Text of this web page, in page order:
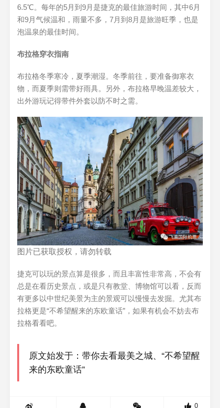
6.5℃。每年的5月到9月是捷克的最佳旅游时间，其中6月
和9月气候温和，雨量不多，7月到8月是旅游旺季，也是
泡温泉的最佳时间。
布拉格穿衣指南
布拉格冬季寒冷，夏季潮湿。冬季前往，要准备御寒衣
物，而夏季则需带好雨具。另外，布拉格早晚温差较大，
出外游玩记得带件外套以防不时之需。
图片已获取授权，请勿转载
捷克可以玩的景点算是很多，而且丰富性非常高，不会有
总是在看历史景点，或是只有教堂、博物馆可以看，反而
有更多以中世纪美景为主的景观可以慢慢去发掘。尤其布
拉格更是“不希望醒来的东欧童话”，如果有机会不妨去布
拉格看看吧。
原文始发于：带你去看最美之城、“不希望醒
来的东欧童话”
0